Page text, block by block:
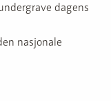
dagens
nasjonale